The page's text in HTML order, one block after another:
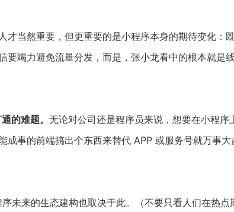
当然重要，但更重要的是小程序本身的期待变化：
竭力避免流量分发，而是，张小龙看中的根本就是
的难题。 无论对公司还是程序员来说，想要在小程序
事的前端搞出个东西来替代 APP 或服务号就万事
未来的生态建构也取决于此。（不要只看人们在热点